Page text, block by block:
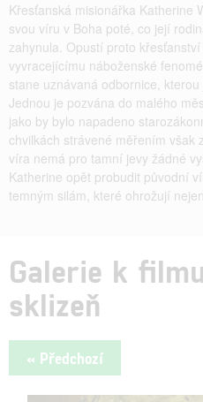
Křesťanská misionářka Katherine
svou víru v Boha poté, co její
zahynula. Opustí proto
vyvracejícímu náboženské
stane uznávaná odbornice,
Jednou je pozvána do malého
jako by bylo napadeno
chvilkách strávené měřením však
víra nemá pro tamní jevy žádné
Katherine opět probudit původní
temným silám, které ohrožují
Galerie k
sklizeň
« Předchozí